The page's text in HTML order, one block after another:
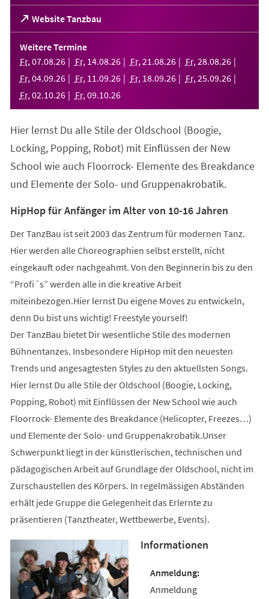
Website Tanzbau
(Öffnet
in
einem
neuen
Tab)
Weitere Termine
Fr, 07.08.26 Fr, 14.08.26 Fr, 21 .08.26 Fr, 28.08.26
Fr, 04.09.26 Fr, 11 .09.26 Fr, 18.09.26 Fr, 25.09.26
Fr, 02.10.26 Fr, 09.10.26
Hier lernst Du alle Stile der Oldschool (Boogie,
Locking, Popping, Robot) mit Einflüssen der New
School wie auch Floorrock- Elemente des Breakdance
und Elemente der Solo- und Gruppenakrobatik.
HipHop für Anfänger im Alter von 10-16 Jahren
Der TanzBau ist seit 2003 das Zentrum für modernen Tanz.
Hier werden alle Choreographien selbst erstellt, nicht
eingekauft oder nachgeahmt. Von den Beginnerin bis zu den
“Profi´s” werden alle in die kreative Arbeit
miteinbezogen.Hier lernst Du eigene Moves zu entwickeln,
denn Du bist uns wichtig! Freestyle yourself!
Der TanzBau bietet Dir wesentliche Stile des modernen
Bühnentanzes. Insbesondere HipHop mit den neuesten
Trends und angesagtesten Styles zu den aktuellsten Songs.
Hier lernst Du alle Stile der Oldschool (Boogie, Locking,
Popping, Robot) mit Einflüssen der New School wie auch
Floorrock- Elemente des Breakdance (Helicopter, Freezes…)
und Elemente der Solo- und Gruppenakrobatik.Unser
Schwerpunkt liegt in der künstlerischen, technischen und
pädagogischen Arbeit auf Grundlage der Oldschool, nicht im
Zurschaustellen des Körpers. In regelmässigen Abständen
erhält jede Gruppe die Gelegenheit das Erlernte zu
präsentieren (Tanztheater, Wettbewerbe, Events).
Informationen
Anmeldung